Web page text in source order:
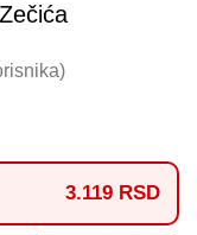
3.119 RSD